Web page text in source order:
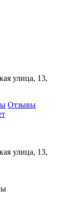
улица, 13,
Отзывы
улица, 13,